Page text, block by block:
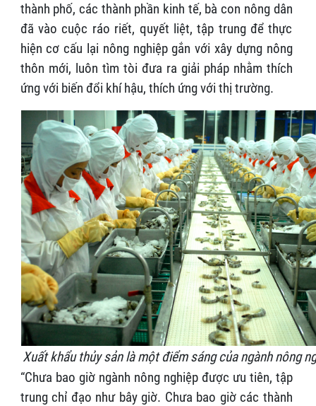
thành phố, các thành phần kinh tế, bà con nông dân
đã vào cuộc ráo riết, quyết liệt, tập trung để thực
hiện cơ cấu lại nông nghiệp gắn với xây dựng nông
thôn mới, luôn tìm tòi đưa ra giải pháp nhằm thích
ứng với biến đổi khí hậu, thích ứng với thị trường.
Xuất khẩu thủy sản là một điểm sáng của ngành nông
“Chưa bao giờ ngành nông nghiệp được ưu tiên, tập
trung chỉ đạo như bây giờ. Chưa bao giờ các thành